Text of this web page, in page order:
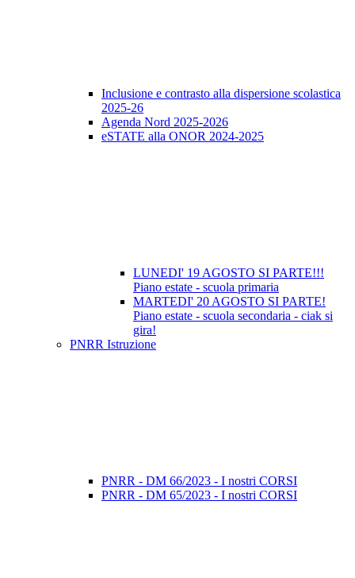
Inclusione e contrasto alla dispersione scolastica
2025-26
Agenda Nord 2025-2026
eSTATE alla ONOR 2024-2025
LUNEDI' 19 AGOSTO SI PARTE!!!
Piano estate - scuola primaria
MARTEDI' 20 AGOSTO SI PARTE!
Piano estate - scuola secondaria - ciak si
gira!
PNRR Istruzione
PNRR - DM 66/2023 - I nostri CORSI
PNRR - DM 65/2023 - I nostri CORSI